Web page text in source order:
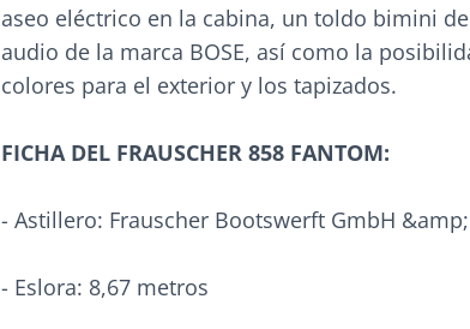
aseo eléctrico en la cabina, un toldo bimini
audio de la marca BOSE, así como la
colores para el exterior y los tapizados.
FICHA DEL FRAUSCHER 858 FANTOM:
- Astillero: Frauscher Bootswerft GmbH &amp;
- Eslora: 8,67 metros